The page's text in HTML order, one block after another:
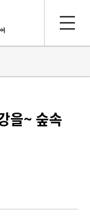
을~ 숲속